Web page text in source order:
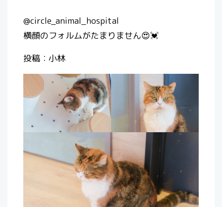
@circle_animal_hospital
横顔のフォルムがたまりません😍💓
投稿：小林